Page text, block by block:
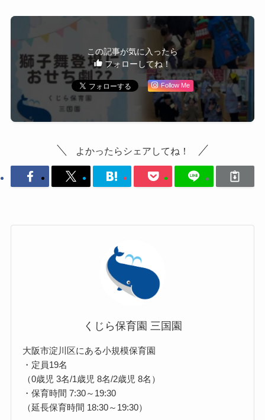
この記事が気に入ったら
フォローしてね！
Follow Me
よかったらシェアしてね！
くじら保育園 三国園
大阪市淀川区にある小規模保育園
・定員19名
（0歳児 3名/1歳児 8名/2歳児 8名）
・保育時間 7:30～19:30
（延長保育時間 18:30～19:30）